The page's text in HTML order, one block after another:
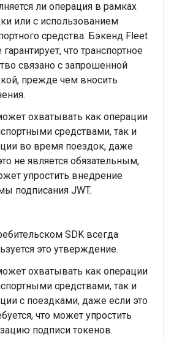
ли операция в рамках
или с использованием
средства. Бэкенд Fleet
гарантирует, что транспортное
связано с запрошенной
прежде чем вносить
охватывать как операции
средствами, так и
во время поездок, даже
не является обязательным,
упростить внедрение
подписания JWT.
SDK всегда
это утверждение.
охватывать как операции
средствами, так и
с поездками, даже если это
что может упростить
подписи токенов.